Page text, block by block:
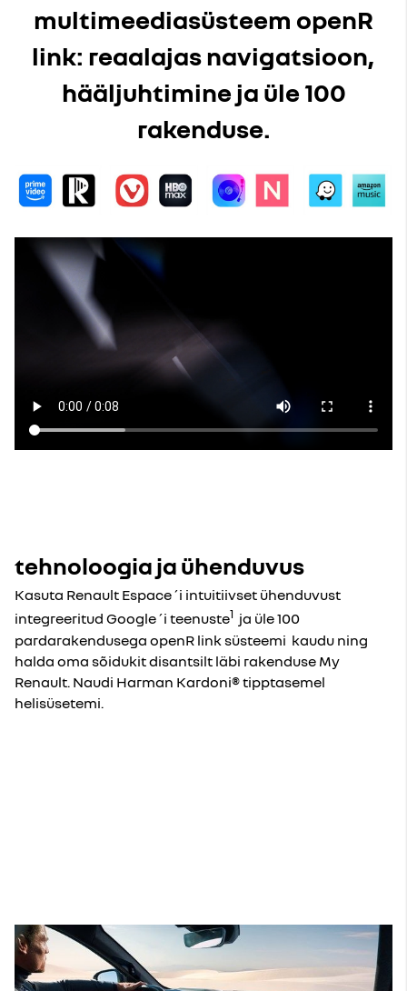
multimeediasüsteem openR
link: reaalajas navigatsioon,
hääljuhtimine ja üle 100
rakenduse.
tehnoloogia ja ühenduvus
Kasuta Renault Espace´i intuitiivset ühenduvust
integreeritud Google´i teenuste1 ja üle 100
pardarakendusega openR link süsteemi kaudu ning
halda oma sõidukit disantsilt läbi rakenduse My
Renault. Naudi Harman Kardoni® tipptasemel
helisüsetemi.